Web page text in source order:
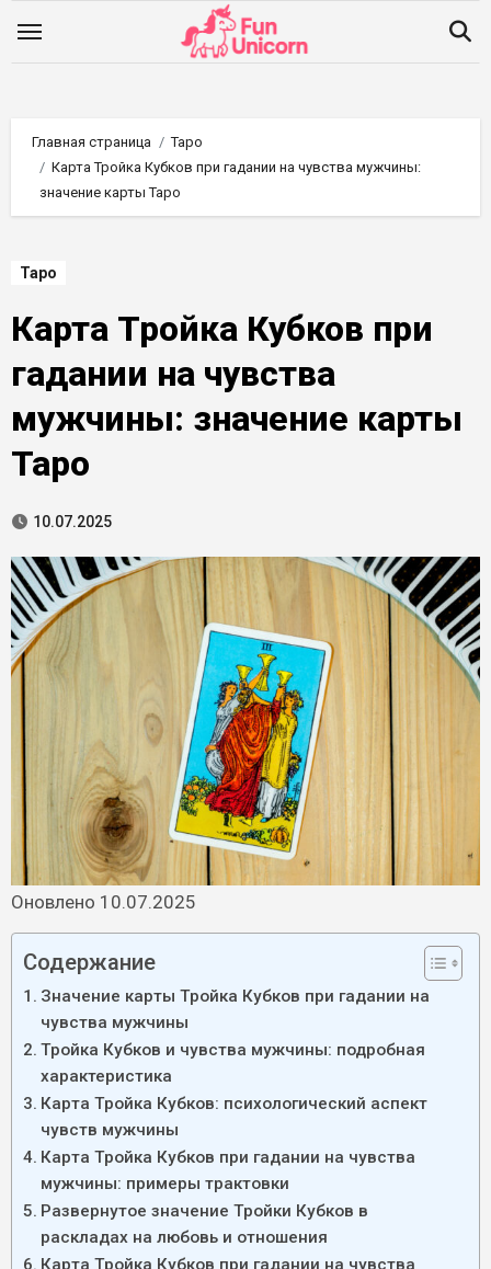
Главная страница
Таро
Карта Тройка Кубков при гадании на чувства мужчины:
значение карты Таро
Таро
Карта Тройка Кубков при
гадании на чувства
мужчины: значение карты
Таро
10.07.2025
Оновлено 10.07.2025
Содержание
Значение карты Тройка Кубков при гадании на
чувства мужчины
Тройка Кубков и чувства мужчины: подробная
характеристика
Карта Тройка Кубков: психологический аспект
чувств мужчины
Карта Тройка Кубков при гадании на чувства
мужчины: примеры трактовки
Развернутое значение Тройки Кубков в
раскладах на любовь и отношения
Карта Тройка Кубков при гадании на чувства